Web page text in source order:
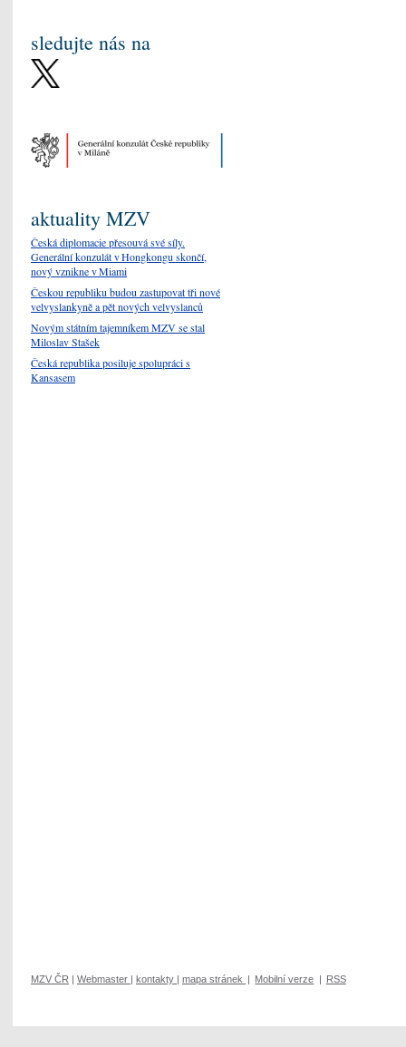
sledujte nás na
aktuality MZV
Česká diplomacie přesouvá své síly.
Generální konzulát v Hongkongu skončí,
nový vznikne v Miami
Českou republiku budou zastupovat tři nové
velvyslankyně a pět nových velvyslanců
Novým státním tajemníkem MZV se stal
Miloslav Stašek
Česká republika posiluje spolupráci s
Kansasem
MZV ČR | Webmaster | kontakty | mapa stránek | Mobilní verze | RSS